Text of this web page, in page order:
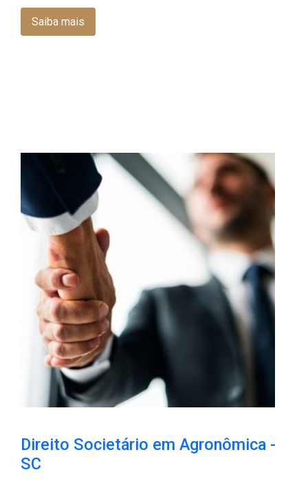
Saiba mais
Direito Societário em Agronômica -
SC